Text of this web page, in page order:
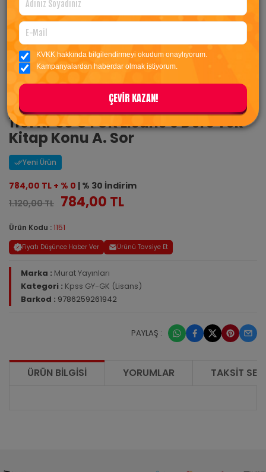
1151 KPSS GYGK Lisans 5 Ders Tek
Kitap Konu A. Sor
Yeni Ürün
784,00 TL + % 0 | % 30 İndirim
1.120,00 TL 784,00 TL
Ürün Kodu :1151
Fiyatı Düşünce Haber Ver Ürünü Tavsiye Et
Marka : Murat Yayınları
Kategori : Kpss GY-GK (Lisans)
Barkod : 9786259261942
PAYLAŞ :
ÜRÜN BILGISI YORUMLAR TAKSIT
KVKK hakkında bilgilendirmeyi okudum onaylıyorum.
Kampanyalardan haberdar olmak istiyorum.
ÇEVİR KAZAN!